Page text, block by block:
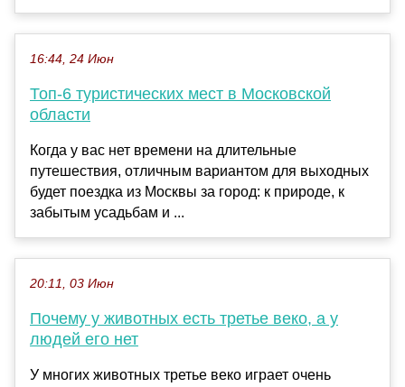
16:44, 24 Июн
Топ-6 туристических мест в Московской
области
Когда у вас нет времени на длительные
путешествия, отличным вариантом для выходных
будет поездка из Москвы за город: к природе, к
забытым усадьбам и ...
20:11, 03 Июн
Почему у животных есть третье веко, а у
людей его нет
У многих животных третье веко играет очень